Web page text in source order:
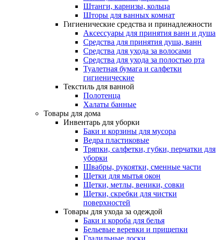
Штанги, карнизы, кольца
Шторы для ванных комнат
Гигиенические средства и принадлежности
Аксессуары для принятия ванн и душа
Средства для принятия душа, ванн
Средства для ухода за волосами
Средства для ухода за полостью рта
Туалетная бумага и салфетки
гигиенические
Текстиль для ванной
Полотенца
Халаты банные
Товары для дома
Инвентарь для уборки
Баки и корзины для мусора
Ведра пластиковые
Тряпки, салфетки, губки, перчатки для
уборки
Швабры, рукоятки, сменные части
Щетки для мытья окон
Щетки, метлы, веники, совки
Щетки, скребки для чистки
поверхностей
Товары для ухода за одеждой
Баки и короба для белья
Бельевые веревки и прищепки
Гладильные доски